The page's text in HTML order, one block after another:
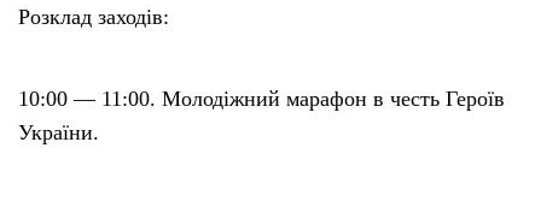
Розклад заходів:
10:00 — 11:00. Молодіжний марафон в честь Героїв
України.